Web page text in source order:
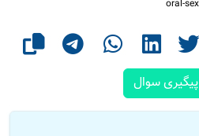
پیگیری سوال